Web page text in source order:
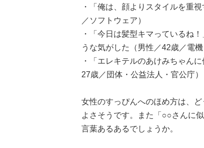
・「俺は、顔よりスタイルを重
／ソフトウェア）
・「今日は髪型キマっているね
うな気がした（男性／42歳／電機
・「エレキテルのあけみちゃん
27歳／団体・公益法人・官公庁）
女性のすっぴんへのほめ方は、
よさそうです。また「○○さんに
言葉あるあるでしょうか。